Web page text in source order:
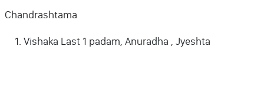
Chandrashtama
Vishaka Last 1 padam, Anuradha , Jyeshta